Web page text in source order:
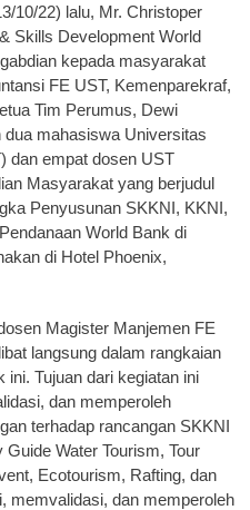
10/22) lalu, Mr. Christoper
Skills Development World
kepada masyarakat
FE UST, Kemenparekraf,
Tim Perumus, Dewi
dua mahasiswa Universitas
dan empat dosen UST
Masyarakat yang berjudul
Penyusunan SKKNI, KKNI,
World Bank di
di Hotel Phoenix,
Magister Manjemen FE
langsung dalam rangkaian
ini. Tujuan dari kegiatan ini
dan memperoleh
terhadap rancangan SKKNI
Water Tourism, Tour
Ecotourism, Rafting, dan
memvalidasi, dan memperoleh